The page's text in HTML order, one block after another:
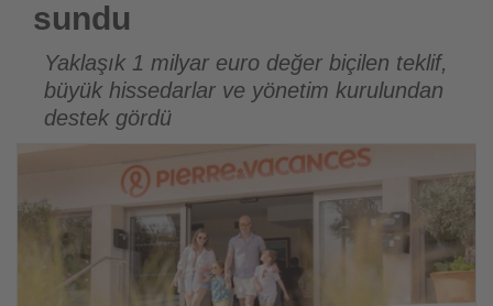
Tourexpi,
sizler
için
turizmde
olup
bitenleri
sundu
Yaklaşık 1 milyar euro değer biçilen teklif,
büyük hissedarlar ve yönetim kurulundan
destek gördü